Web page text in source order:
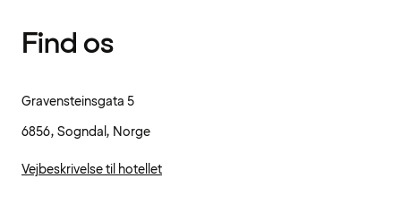
Find os
Gravensteinsgata 5
6856, Sogndal, Norge
Vejbeskrivelse til hotellet